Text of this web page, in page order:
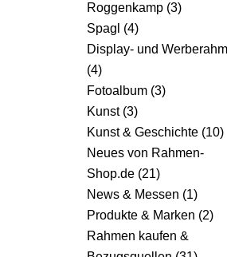
Roggenkamp (3)
Spagl (4)
Display- und
(4)
Fotoalbum (3)
Kunst(3)
Kunst & Geschichte (10)
Neues von Rahmen-
Shop.de (21)
News & Messen (1)
Produkte & Marken (2)
Rahmen kaufen &